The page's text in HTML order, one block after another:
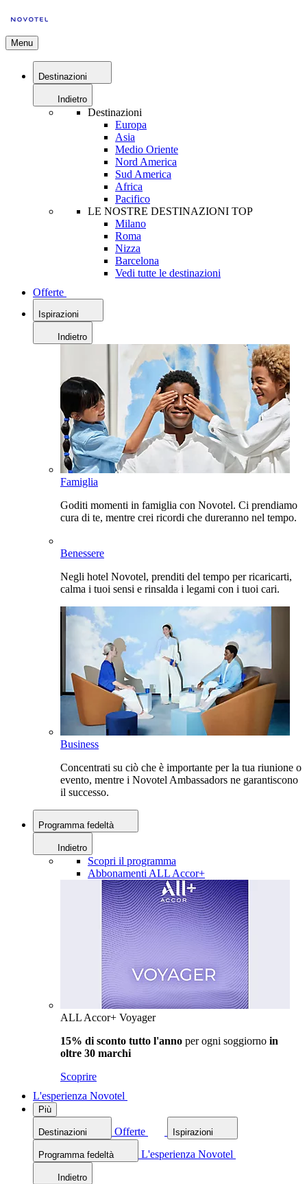
Menu
Destinazioni
Indietro
Destinazioni
Europa
Asia
Medio Oriente
Nord America
Sud America
Africa
Pacifico
LE NOSTRE DESTINAZIONI TOP
Milano
Roma
Nizza
Barcelona
Vedi tutte le destinazioni
Offerte
Ispirazioni
Indietro
Famiglia
Goditi momenti in famiglia con Novotel. Ci prendiamo
cura di te, mentre crei ricordi che dureranno nel tempo.
Benessere
Negli hotel Novotel, prenditi del tempo per ricaricarti,
calma i tuoi sensi e rinsalda i legami con i tuoi cari.
Business
Concentrati su ciò che è importante per la tua riunione o
evento, mentre i Novotel Ambassadors ne garantiscono
il successo.
Programma fedeltà
Indietro
Scopri il programma
Abbonamenti ALL Accor+
ALL Accor+ Voyager
15% di sconto tutto l'anno per ogni soggiorno in
oltre 30 marchi
Scoprire
L'esperienza Novotel
Più
Destinazioni Offerte Ispirazioni
Programma fedeltà L'esperienza Novotel
Indietro